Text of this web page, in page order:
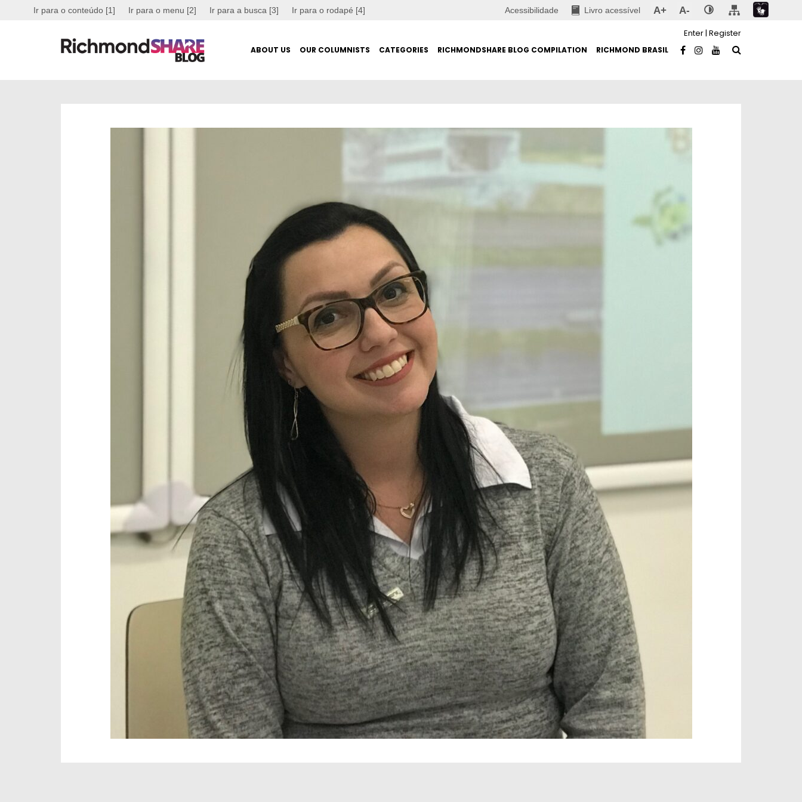
Ir para o conteúdo [1] Ir para o menu [2] Ir para a busca [3] Ir para o rodapé [4] Acessibilidade Livro acessível A+ A-
ABOUT US OUR COLUMNISTS CATEGORIES RICHMONDSHARE BLOG COMPILATION RICHMOND BRASIL
Enter| Register